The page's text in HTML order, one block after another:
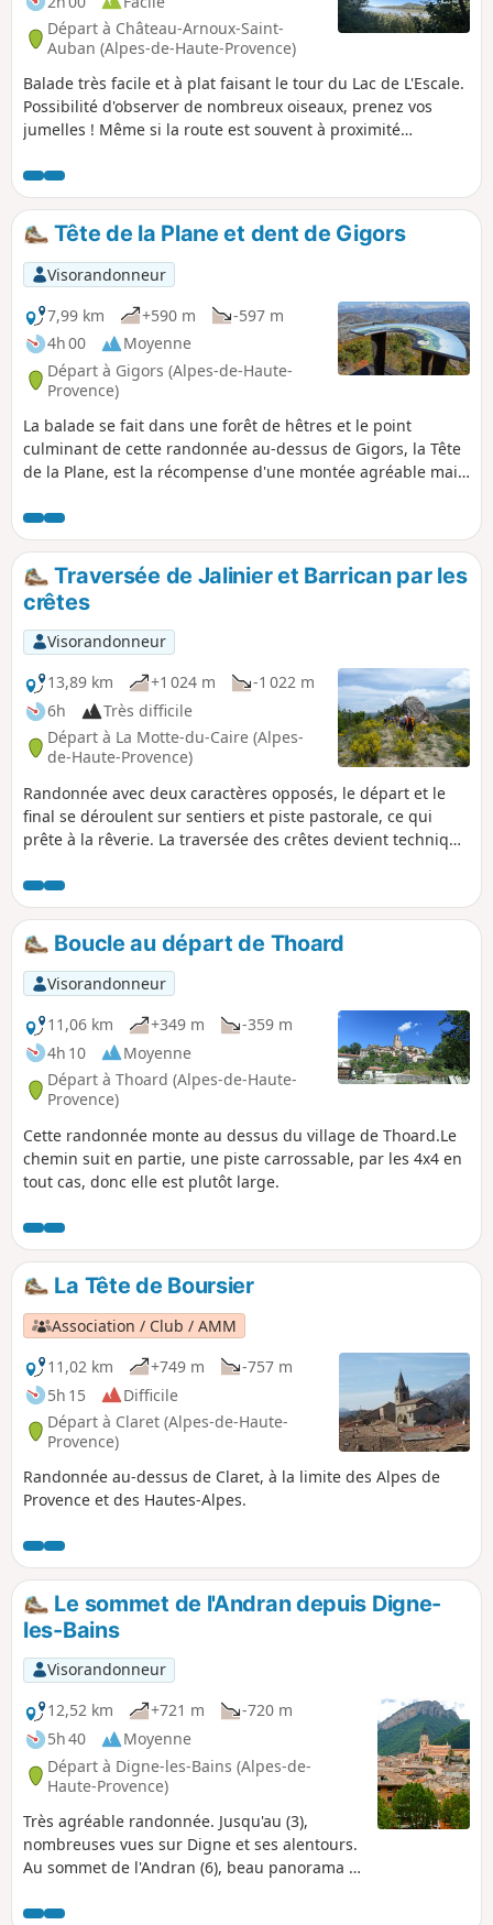
Départ à Château-Arnoux-Saint-
Auban (Alpes-de-Haute-Provence)
Balade très facile et à plat faisant le tour du Lac de L'Escale.
Possibilité d'observer de nombreux oiseaux, prenez vos
jumelles ! Même si la route est souvent à proximité
Tête de la Plane et dent de Gigors
Visorandonneur
7,99 km
+590 m
-597 m
4h 00
Moyenne
Départ à Gigors (Alpes-de-Haute-
Provence)
La balade se fait dans une forêt de hêtres et le point
culminant de cette randonnée au-dessus de Gigors, la Tête
de la Plane, est la récompense d'une montée agréable mais
complété par table d'orientation décrivant les sommets
alentours.
Traversée de Jalinier et Barrican par les
crêtes
Visorandonneur
13,89 km
+1 024 m
-1 022 m
6h
Très difficile
Départ à La Motte-du-Caire (Alpes-
de-Haute-Provence)
Randonnée avec deux caractères opposés, le départ et le
final se déroulent sur sentiers et piste pastorale, ce qui
prête à la rêverie. La traversée des crêtes devient technique
sommet de Jalinier, le tout sans sentier réel mais un
passage est ouvert dans la végétation et la barre rocheuse
du sommet. Avec une sortie inattendue pour passer le
bastion sommital. Voir infos pratiques concernant le final
du sommet de Jalinier.
Boucle au départ de Thoard
Visorandonneur
11,06 km
+349 m
-359 m
4h 10
Moyenne
Départ à Thoard (Alpes-de-Haute-
Provence)
Cette randonnée monte au dessus du village de Thoard.Le
chemin suit en partie, une piste carrossable, par les 4x4 en
tout cas, donc elle est plutôt large.
La Tête de Boursier
Association / Club / AMM
11,02 km
+749 m
-757 m
5h 15
Difficile
Départ à Claret (Alpes-de-Haute-
Provence)
Randonnée au-dessus de Claret, à la limite des Alpes de
Provence et des Hautes-Alpes.
Le sommet de l'Andran depuis Digne-
les-Bains
Visorandonneur
12,52 km
+721 m
-720 m
5h 40
Moyenne
Départ à Digne-les-Bains (Alpes-de-
Haute-Provence)
Très agréable randonnée. Jusqu'au (3),
nombreuses vues sur Digne et ses alentours.
Au sommet de l'Andran (6), beau panorama à
Courbons.